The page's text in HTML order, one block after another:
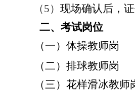
（5）现场确认后，
二、考试岗位
（一）体操教师岗
（二）排球教师岗
（三）花样滑冰教师